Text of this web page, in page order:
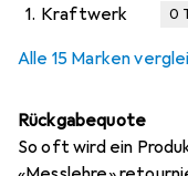
1. Kraftwerk 0
Alle 15 Marken
Rückgabequote
So oft wird ein